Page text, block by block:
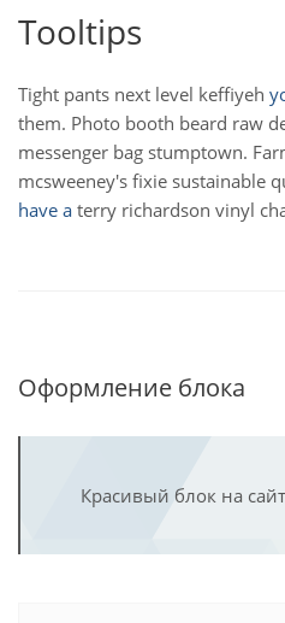
Tooltips
Tight pants next level keffiyeh
them. Photo booth beard raw
messenger bag stumptown.
mcsweeney's fixie sustainable
have a terry richardson vinyl
Оформление блока
Красивый блок на